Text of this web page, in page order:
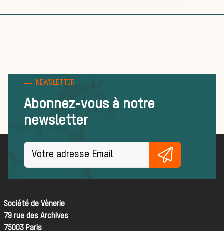
La vènerie
dans les
NEWSLETTER
Abonnez-vous à notre
newsletter
Société de Vènerie
79 rue des Archives
75003 Paris